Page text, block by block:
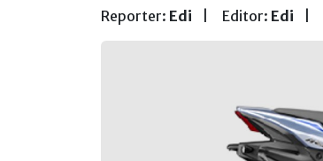
Reporter: Edi Editor: Edi